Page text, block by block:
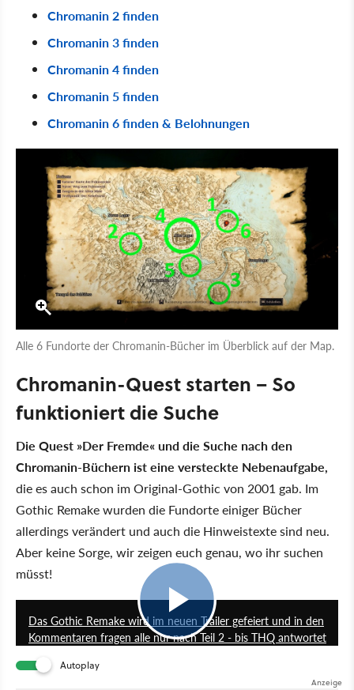
Chromanin 2 finden
Chromanin 3 finden
Chromanin 4 finden
Chromanin 5 finden
Chromanin 6 finden & Belohnungen
Alle 6 Fundorte der Chromanin-Bücher im Überblick auf der Map.
Chromanin-Quest starten – So
funktioniert die Suche
Die Quest Der Fremde und die Suche nach den
Chromanin-Büchern ist eine versteckte Nebenaufgabe,
die es auch schon im Original-Gothic von 2001 gab. Im
Gothic Remake wurden die Fundorte einiger Bücher
allerdings verändert und auch die Hinweistexte sind neu.
Aber keine Sorge, wir zeigen euch genau, wo ihr suchen
müsst!
Das Gothic Remake wird im neuen Trailer gefeiert und in den
Kommentaren fragen alle nur nach Teil 2 - bis THQ antwortet
Autoplay